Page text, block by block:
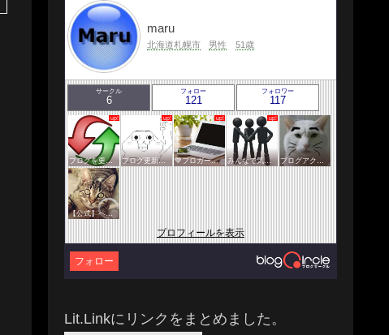
maru
北海道札幌市 男性 51歳
サークル
6
フォロー
121
フォロワー
117
ブログを更新したらここで報告 ブログ更新報告サークル 💙ブロガー応援&更新報告♪💙 みんなで気軽にアクセスアップ ブログアクセスアップサークル
【公式】ペットサークル
プロフィールを表示
フォロー
Lit.Linkにリンクをまとめました。